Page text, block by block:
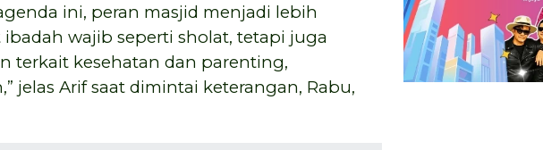
ini, peran masjid menjadi lebih
wajib seperti sholat, tetapi juga
terkait kesehatan dan parenting,
jelas Arif saat dimintai keterangan, Rabu,